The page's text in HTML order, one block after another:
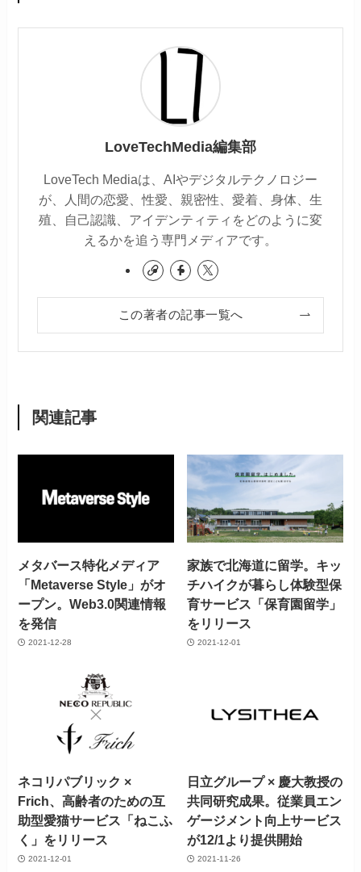
LoveTechMedia編集部
LoveTech Mediaは、AIやデジタルテクノロジー
が、人間の恋愛、性愛、親密性、愛着、身体、生
殖、自己認識、アイデンティティをどのように変
えるかを追う専門メディアです。
この著者の記事一覧へ
関連記事
メタバース特化メディア
「Metaverse Style」がオ
ープン。Web3.0関連情報
を発信
2021-12-28
家族で北海道に留学。キッ
チハイクが暮らし体験型保
育サービス「保育園留学」
をリリース
2021-12-01
ネコリパブリック ×
Frich、高齢者のための互
助型愛猫サービス「ねこふ
く」をリリース
2021-12-01
日立グループ × 慶大教授の
共同研究成果。従業員エン
ゲージメント向上サービス
が12/1より提供開始
2021-11-26